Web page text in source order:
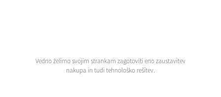
Vedno želimo svojim strankam zagotoviti eno zaustavitev
nakupa in tudi tehnološko rešitev.